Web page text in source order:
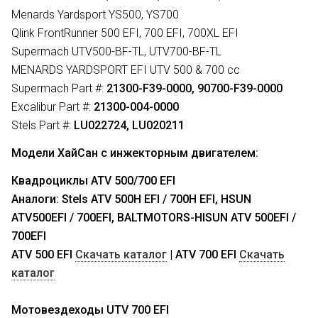
Menards Yardsport YS500, YS700
Qlink FrontRunner 500 EFI, 700 EFI, 700XL EFI
Supermach UTV500-BF-TL, UTV700-BF-TL
MENARDS YARDSPORT EFI UTV 500 & 700 cc
Supermach Part #: 21300-F39-0000, 90700-F39-0000
Excalibur Part #: 21300-004-0000
Stels Part #: LU022724, LU020211
Модели ХайСан с инжекторным двигателем:
Квадроциклы ATV 500/700 EFI
Аналоги: Stels ATV 500Н EFI / 700Н EFI, HSUN
ATV500EFI / 700EFI, BALTMOTORS-HISUN ATV 500EFI /
700EFI
ATV 500 EFI Скачать каталог | ATV 700 EFI Скачать
каталог
Мотовездеходы UTV 700 EFI